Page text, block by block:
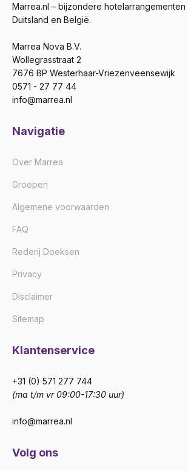
Marrea.nl – bijzondere hotelarrangementen
Duitsland en België.
Marrea Nova B.V.
Wollegrasstraat 2
7676 BP Westerhaar-Vriezenveensewijk
0571 - 27 77 44
info@marrea.nl
Navigatie
Over Marrea
Groepen
Algemene voorwaarden
FAQ
Rederij Doeksen
Privacy
Disclaimer
Sitemap
Klantenservice
+31 (0) 571 277 744
(ma t/m vr 09:00-17:30 uur)
info@marrea.nl
Volg ons